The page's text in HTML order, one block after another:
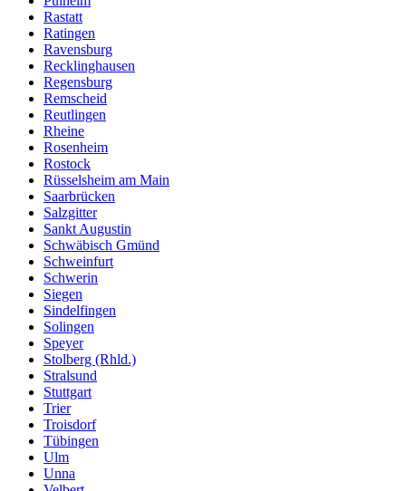
Rastatt
Ratingen
Ravensburg
Recklinghausen
Regensburg
Remscheid
Reutlingen
Rheine
Rosenheim
Rostock
Rüsselsheim am Main
Saarbrücken
Salzgitter
Sankt Augustin
Schwäbisch Gmünd
Schweinfurt
Schwerin
Siegen
Sindelfingen
Solingen
Speyer
Stolberg (Rhld.)
Stralsund
Stuttgart
Trier
Troisdorf
Tübingen
Ulm
Unna